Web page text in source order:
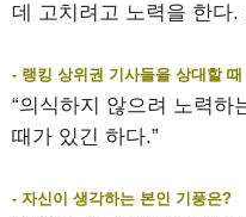
데 고치려고 노력을 한다.
- 랭킹 상위권 기사들을 상대할
“의식하지 않으려 노력하
때가 있긴 하다.”
- 자신이 생각하는 본인 기풍은?